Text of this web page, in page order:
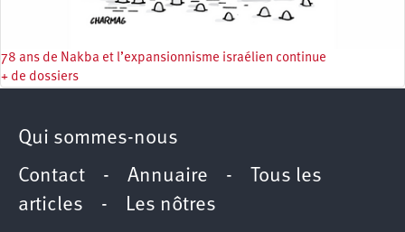
78 ans de Nakba et l’expansionnisme israélien continue
+ de dossiers
Qui sommes-nous
Contact - Annuaire -
Tous les
articles - Les nôtres